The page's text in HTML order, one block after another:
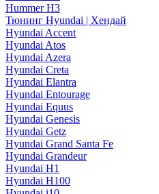
Hummer H3
Тюнинг Hyundai | Хендай
Hyundai Accent
Hyundai Atos
Hyundai Azera
Hyundai Creta
Hyundai Elantra
Hyundai Entourage
Hyundai Equus
Hyundai Genesis
Hyundai Getz
Hyundai Grand Santa Fe
Hyundai Grandeur
Hyundai H1
Hyundai H100